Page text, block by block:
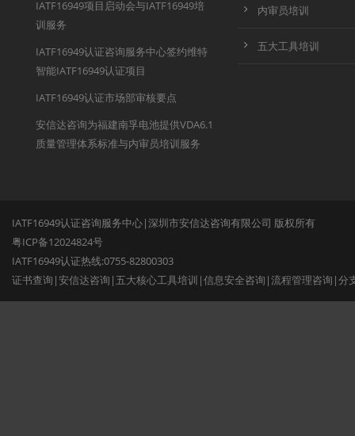
IATF16949项目启动会与IATF16949培
训服务
IATF16949认证咨询服务中心签约维特
智能IATF16949认证项目
IATF16949认证市场部审核要点
安信达咨询为福建南孚电池提供VDA6.1
质量管理体系标准与内审员培训服务
内审员培训
五大工具培训
IATF16949认证咨询服务中心|深圳市安信达咨询有限公司 版权所有
粤ICP备12024824号
IATF16949认证热线:0755-82800303
证书查询 |安信达咨询 | 五大核心工具培训 |信息安全咨询 |流程管理咨询 |分